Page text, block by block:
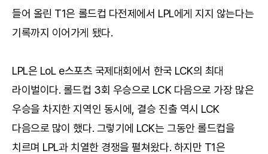
들어 올린 T1은 롤드컵 다전제에서 LPL에게 지지 않는다는
기록까지 이어가게 됐다.
LPL은 LoL e스포츠 국제대회에서 한국 LCK의 최대
라이벌이다. 롤드컵 3회 우승으로 LCK 다음으로 가장 많은
우승을 차지한 지역인 동시에, 결승 진출 역시 LCK
다음으로 많이 했다. 그렇기에 LCK는 그동안 롤드컵을
치르며 LPL과 치열한 경쟁을 펼쳐왔다. 하지만 T1은